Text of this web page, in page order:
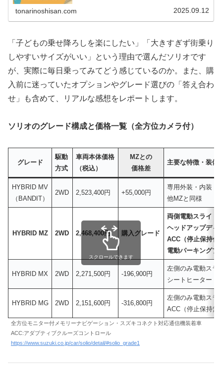
tonarinoshisan.com 2025.09.12
「子どもの乗せ降ろしを楽にしたい」「大きすぎず街乗り
しやすいサイズがいい」という理由で選んだソリオです
が、実際に毎日乗ってみてどう感じているのか。また、購
入前に迷っていたオプションやグレード選びの「答え合わ
せ」も含めて、リアルな感想をレポートします。
ソリオのグレード構成と価格一覧（全方位カメラ付）
グレード
駆動
方式
車両本体価格
（税込）
MZとの
価格差
主要な特徴・装備
HYBRID MV
（BANDIT）
2WD 2,523,400円 +55,000円
専用外装・内装
他MZと同様
HYBRID MZ 2WD 2,468,400円 購入グレード
両側電動スライド
ヘッドアップディ
ACC（停止保持付
電動パーキングブ
HYBRID MX 2WD 2,271,500円 -196,900円
左側のみ電動スラ
シートヒーター（
HYBRID MG 2WD 2,151,600円 -316,800円
左側のみ電動スラ
ACC（停止保持無
スクロールできます
全方位モニター付メモリーナビゲーション・スズキコネクト対応通信機装着車
ACC:アダプティブクルーズコントロール
https://www.suzuki.co.jp/car/solio/detail/#solio_grade1